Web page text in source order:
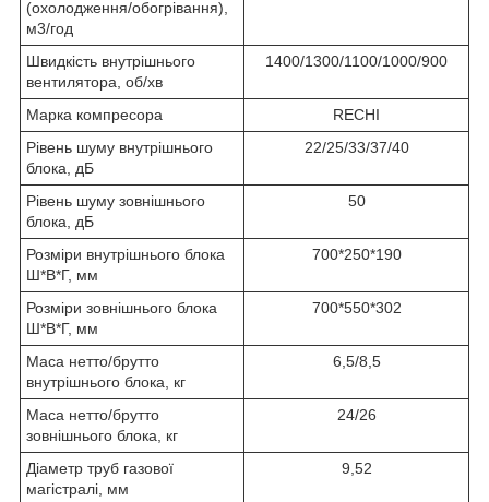
(охолодження/обогрівання),
м3/год
Швидкість внутрішнього
вентилятора, об/хв
1400/1300/1100/1000/900
Марка компресора
RECHI
Рівень шуму внутрішнього
блока, дБ
22/25/33/37/40
Рівень шуму зовнішнього
блока, дБ
50
Розміри внутрішнього блока
Ш*В*Г, мм
700*250*190
Розміри зовнішнього блока
Ш*В*Г, мм
700*550*302
Маса нетто/брутто
внутрішнього блока, кг
6,5/8,5
Маса нетто/брутто
зовнішнього блока, кг
24/26
Діаметр труб газової
магістралі, мм
9,52